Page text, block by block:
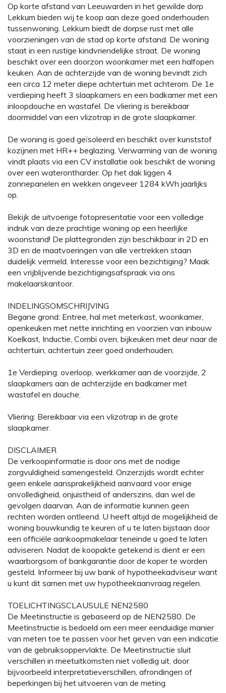
Op korte afstand van Leeuwarden in het gewilde dorp
Lekkum bieden wij te koop aan deze goed onderhouden
tussenwoning. Lekkum biedt de dorpse rust met alle
voorzieningen van de stad op korte afstand. De woning
staat in een rustige kindvriendelijke straat. De woning
beschikt over een doorzon woonkamer met een halfopen
keuken. Aan de achterzijde van de woning bevindt zich
een circa 12 meter diepe achtertuin met achterom. De 1e
verdieping heeft 3 slaapkamers en een badkamer met een
inloopdouche en wastafel. De vliering is bereikbaar
doormiddel van een vlizotrap in de grote slaapkamer.
De woning is goed geïsoleerd en beschikt over kunststof
kozijnen met HR++ beglazing. Verwarming van de woning
vindt plaats via een CV installatie ook beschikt de woning
over een waterontharder. Op het dak liggen 4
zonnepanelen en wekken ongeveer 1284 kWh jaarlijks
op.
Bekijk de uitvoerige fotopresentatie voor een volledige
indruk van deze prachtige woning op een heerlijke
woonstand! De plattegronden zijn beschikbaar in 2D en
3D en de maatvoeringen van alle vertrekken staan
duidelijk vermeld. Interesse voor een bezichtiging? Maak
een vrijblijvende bezichtigingsafspraak via ons
makelaarskantoor.
INDELINGSOMSCHRIJVING
Begane grond: Entree, hal met meterkast, woonkamer,
openkeuken met nette inrichting en voorzien van inbouw
Koelkast, Inductie, Combi oven, bijkeuken met deur naar de
achtertuin, achtertuin zeer goed onderhouden.
1e Verdieping: overloop, werkkamer aan de voorzijde, 2
slaapkamers aan de achterzijde en badkamer met
wastafel en douche.
Vliering: Bereikbaar via een vlizotrap in de grote
slaapkamer.
DISCLAIMER
De verkoopinformatie is door ons met de nodige
zorgvuldigheid samengesteld. Onzerzijds wordt echter
geen enkele aansprakelijkheid aanvaard voor enige
onvolledigheid, onjuistheid of anderszins, dan wel de
gevolgen daarvan. Aan de informatie kunnen geen
rechten worden ontleend. U heeft altijd de mogelijkheid de
woning bouwkundig te keuren of u te laten bijstaan door
een officiële aankoopmakelaar teneinde u goed te laten
adviseren. Nadat de koopakte getekend is dient er een
waarborgsom of bankgarantie door de koper te worden
gesteld. Informeer bij uw bank of hypotheekadviseur want
u kunt dit samen met uw hypotheekaanvraag regelen.
TOELICHTINGSCLAUSULE NEN2580
De Meetinstructie is gebaseerd op de NEN2580. De
Meetinstructie is bedoeld om een meer eenduidige manier
van meten toe te passen voor het geven van een indicatie
van de gebruiksoppervlakte. De Meetinstructie sluit
verschillen in meetuitkomsten niet volledig uit, door
bijvoorbeeld interpretatieverschillen, afrondingen of
beperkingen bij het uitvoeren van de meting.